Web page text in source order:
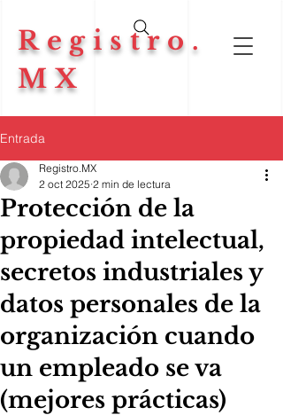
Registro.
MX
Entrada
Protección de la
propiedad intelectual,
secretos industriales y
datos personales de la
organización cuando
un empleado se va
(mejores prácticas)
Registro.MX
2 oct 2025 2 min de lectura